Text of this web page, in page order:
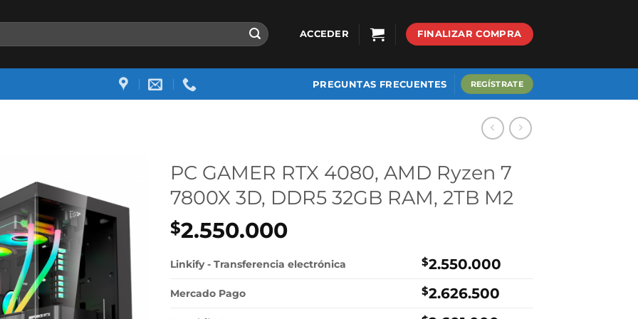
ACCEDER FINALIZAR COMPRA
PREGUNTAS FRECUENTES REGÍSTRATE
PC GAMER RTX 4080, AMD Ryzen 7
7800X 3D, DDR5 32GB RAM, 2TB M2
$2.550.000
Linkify - Transferencia electrónica $2.550.000
Mercado Pago $2.626.500